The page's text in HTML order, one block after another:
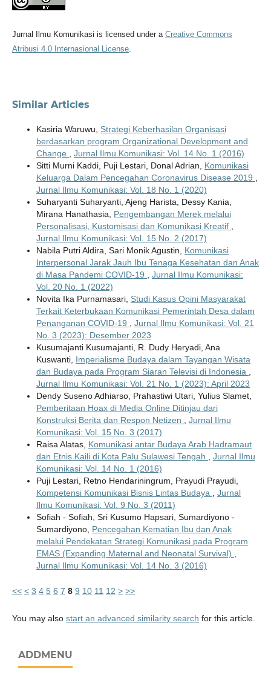
Jurnal Ilmu Komunikasi is licensed under a Creative Commons
Atribusi 4.0 Internasional License.
Similar Articles
Kasiria Waruwu, Strategi Keberhasilan Organisasi
berdasarkan program Organizational Development and
Change , Jurnal Ilmu Komunikasi: Vol. 14 No. 1 (2016)
Sitti Murni Kaddi, Puji Lestari, Donal Adrian, Komunikasi
Keluarga Dalam Pencegahan Coronavirus Disease 2019 ,
Jurnal Ilmu Komunikasi: Vol. 18 No. 1 (2020)
Suharyanti Suharyanti, Ajeng Harista, Dessy Kania,
Mirana Hanathasia, Pengembangan Merek melalui
Personalisasi, Kustomisasi dan Komunikasi Kreatif ,
Jurnal Ilmu Komunikasi: Vol. 15 No. 2 (2017)
Nabila Putri Aldira, Sari Monik Agustin, Komunikasi
Interpersonal Jarak Jauh Ibu Tenaga Kesehatan dan Anak
di Masa Pandemi COVID-19 , Jurnal Ilmu Komunikasi:
Vol. 20 No. 1 (2022)
Novita Ika Purnamasari, Studi Kasus Opini Masyarakat
Terkait Keterbukaan Komunikasi Pemerintah Desa dalam
Penanganan COVID-19 , Jurnal Ilmu Komunikasi: Vol. 21
No. 3 (2023): Desember 2023
Kusumajanti Kusumajanti, R. Dudy Heryadi, Ana
Kuswanti, Imperialisme Budaya dalam Tayangan Wisata
dan Budaya pada Program Siaran Televisi di Indonesia ,
Jurnal Ilmu Komunikasi: Vol. 21 No. 1 (2023): April 2023
Dendy Suseno Adhiarso, Prahastiwi Utari, Yulius Slamet,
Pemberitaan Hoax di Media Online Ditinjau dari
Konstruksi Berita dan Respon Netizen , Jurnal Ilmu
Komunikasi: Vol. 15 No. 3 (2017)
Raisa Alatas, Komunikasi antar Budaya Arab Hadramaut
dan Etnis Kaili di Kota Palu Sulawesi Tengah , Jurnal Ilmu
Komunikasi: Vol. 14 No. 1 (2016)
Puji Lestari, Retno Hendariningrum, Prayudi Prayudi,
Kompetensi Komunikasi Bisnis Lintas Budaya , Jurnal
Ilmu Komunikasi: Vol. 9 No. 3 (2011)
Sofiah - Sofiah, Sri Kusumo Hapsari, Sumardiyono -
Sumardiyono, Pencegahan Kematian Ibu dan Anak
melalui Pendekatan Strategi Komunikasi pada Program
EMAS (Expanding Maternal and Neonatal Survival) ,
Jurnal Ilmu Komunikasi: Vol. 14 No. 3 (2016)
<< < 3 4 5 6 7 8 9 10 11 12 > >>
You may also start an advanced similarity search for this article.
ADDMENU